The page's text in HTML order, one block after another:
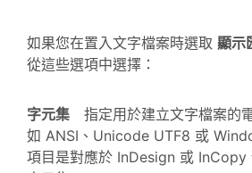
如果您在置入文字檔案時選取 顯示
從這些選項中選擇：
字元集
指定用於建立文字檔案的
如 ANSI、Unicode UTF8 或
項目是對應於 InDesign 或 InCopy